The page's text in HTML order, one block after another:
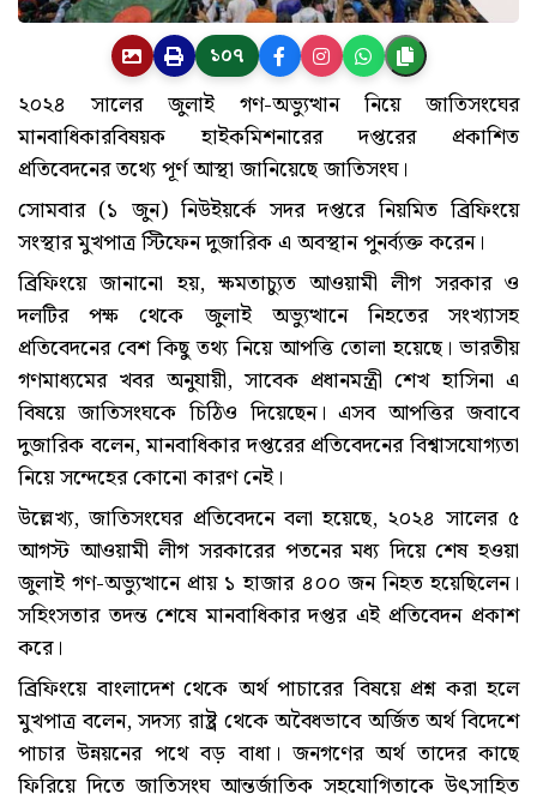
১০৭
২০২৪ সালের জুলাই গণ-অভ্যুত্থান নিয়ে জাতিসংঘের
মানবাধিকারবিষয়ক হাইকমিশনারের দপ্তরের প্রকাশিত
প্রতিবেদনের তথ্যে পূর্ণ আস্থা জানিয়েছে জাতিসংঘ।
সোমবার (১ জুন) নিউইয়র্কে সদর দপ্তরে নিয়মিত ব্রিফিংয়ে
সংস্থার মুখপাত্র স্টিফেন দুজারিক এ অবস্থান পুনর্ব্যক্ত করেন।
ব্রিফিংয়ে জানানো হয়, ক্ষমতাচ্যুত আওয়ামী লীগ সরকার ও
দলটির পক্ষ থেকে জুলাই অভ্যুত্থানে নিহতের সংখ্যাসহ
প্রতিবেদনের বেশ কিছু তথ্য নিয়ে আপত্তি তোলা হয়েছে। ভারতীয়
গণমাধ্যমের খবর অনুযায়ী, সাবেক প্রধানমন্ত্রী শেখ হাসিনা এ
বিষয়ে জাতিসংঘকে চিঠিও দিয়েছেন। এসব আপত্তির জবাবে
দুজারিক বলেন, মানবাধিকার দপ্তরের প্রতিবেদনের বিশ্বাসযোগ্যতা
নিয়ে সন্দেহের কোনো কারণ নেই।
উল্লেখ্য, জাতিসংঘের প্রতিবেদনে বলা হয়েছে, ২০২৪ সালের ৫
আগস্ট আওয়ামী লীগ সরকারের পতনের মধ্য দিয়ে শেষ হওয়া
জুলাই গণ-অভ্যুত্থানে প্রায় ১ হাজার ৪০০ জন নিহত হয়েছিলেন।
সহিংসতার তদন্ত শেষে মানবাধিকার দপ্তর এই প্রতিবেদন প্রকাশ
করে।
ব্রিফিংয়ে বাংলাদেশ থেকে অর্থ পাচারের বিষয়ে প্রশ্ন করা হলে
মুখপাত্র বলেন, সদস্য রাষ্ট্র থেকে অবৈধভাবে অর্জিত অর্থ বিদেশে
পাচার উন্নয়নের পথে বড় বাধা। জনগণের অর্থ তাদের কাছে
ফিরিয়ে দিতে জাতিসংঘ আন্তর্জাতিক সহযোগিতাকে উৎসাহিত